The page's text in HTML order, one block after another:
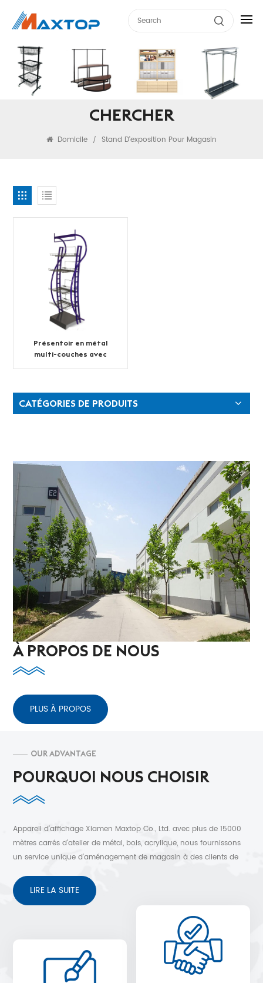
CHERCHER
Domicile / Stand D'exposition Pour Magasin
Présentoir en métal
multi-couches avec
CATÉGORIES DE PRODUITS
À PROPOS DE NOUS
PLUS À PROPOS
OUR ADVANTAGE
POURQUOI NOUS CHOISIR
Appareil d'affichage Xiamen Maxtop Co., Ltd. avec plus de 15000
mètres carrés d'atelier de métal, bois, acrylique, nous fournissons
un service unique d'aménagement de magasin à des clients de
service après-vente sans soucis.
LIRE LA SUITE